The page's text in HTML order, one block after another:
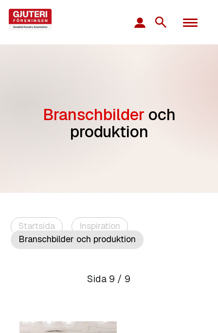
Branschbilder och
produktion
Startsida
Inspiration
Branschbilder och produktion
Sida 9 / 9